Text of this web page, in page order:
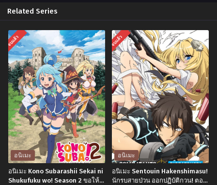
Related Series
จบแล้ว
อนิเมะ
อนิเมะ Kono Subarashii Sekai ni
Shukufuku wo! Season 2 ขอให้
จบแล้ว
อนิเมะ
อนิเมะ Sentouin Hakenshimasu!
นักรบสายป่วน ออกปฏิบัติกวน! ตอน